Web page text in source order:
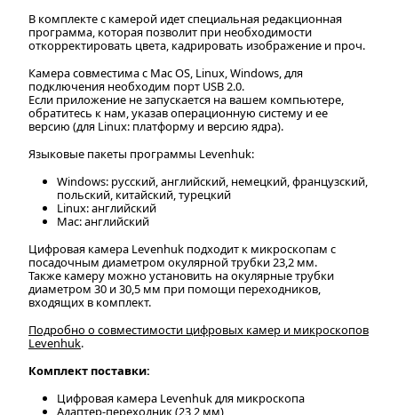
В комплекте с камерой идет специальная редакционная
программа, которая позволит при необходимости
откорректировать цвета, кадрировать изображение и проч.
Камера совместима с Mac OS, Linux, Windows, для
подключения необходим порт USB 2.0.
Если приложение не запускается на вашем компьютере,
обратитесь к нам, указав операционную систему и ее
версию (для Linux: платформу и версию ядра).
Языковые пакеты программы Levenhuk:
Windows: русский, английский, немецкий, французский,
польский, китайский, турецкий
Linux: английский
Mac: английский
Цифровая камера Levenhuk подходит к микроскопам с
посадочным диаметром окулярной трубки 23,2 мм.
Также камеру можно установить на окулярные трубки
диаметром 30 и 30,5 мм при помощи переходников,
входящих в комплект.
Подробно о совместимости цифровых камер и микроскопов
Levenhuk.
Комплект поставки:
Цифровая камера Levenhuk для микроскопа
Адаптер-переходник (23,2 мм)